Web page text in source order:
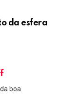
da esfera
boa.